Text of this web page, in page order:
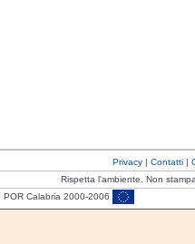
Privacy| Contatti|
Rispetta l'ambiente. Non
Calabria 2000-2006